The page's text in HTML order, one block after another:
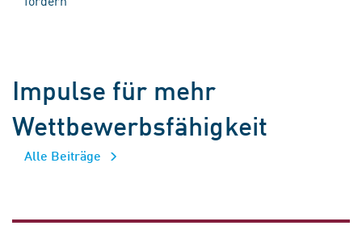
Impulse für mehr
Wettbewerbsfähigkeit
Alle Beiträge